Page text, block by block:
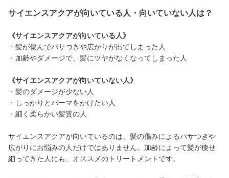
サイエンスアクアが向いている人・向いていない人は？
《サイエンスアクアが向いている人》
・髪が傷んでパサつきや広がりが出てしまった人
・加齢やダメージで、髪にツヤがなくなってしまった人
《サイエンスアクアが向いていない人》
・髪のダメージが少ない人
・しっかりとパーマをかけたい人
・細く柔らかい髪質の人
サイエンスアクアが向いているのは、髪の傷みによるパサつきや
広がりにお悩みの人だけではありません。加齢によって髪が痩せ
細ってきた人にも、オススメのトリートメントです。